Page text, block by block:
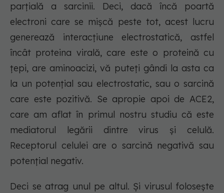
parțială a sarcinii. Deci, dacă încă poartă
electroni care se mișcă peste tot, acest lucru
generează interacțiune electrostatică, astfel
încât proteina virală, care este o proteină cu
ţepi, are aminoacizi, vă puteți gândi la asta ca
la un potențial sau electrostatic, sau o sarcină
care este pozitivă. Se apropie apoi de ACE2,
care am aflat în primul nostru studiu că este
mediatorul legării dintre virus și celulă.
Receptorul celulei are o sarcină negativă sau
potențial negativ.
Deci se atrag unul pe altul. Și virusul folosește